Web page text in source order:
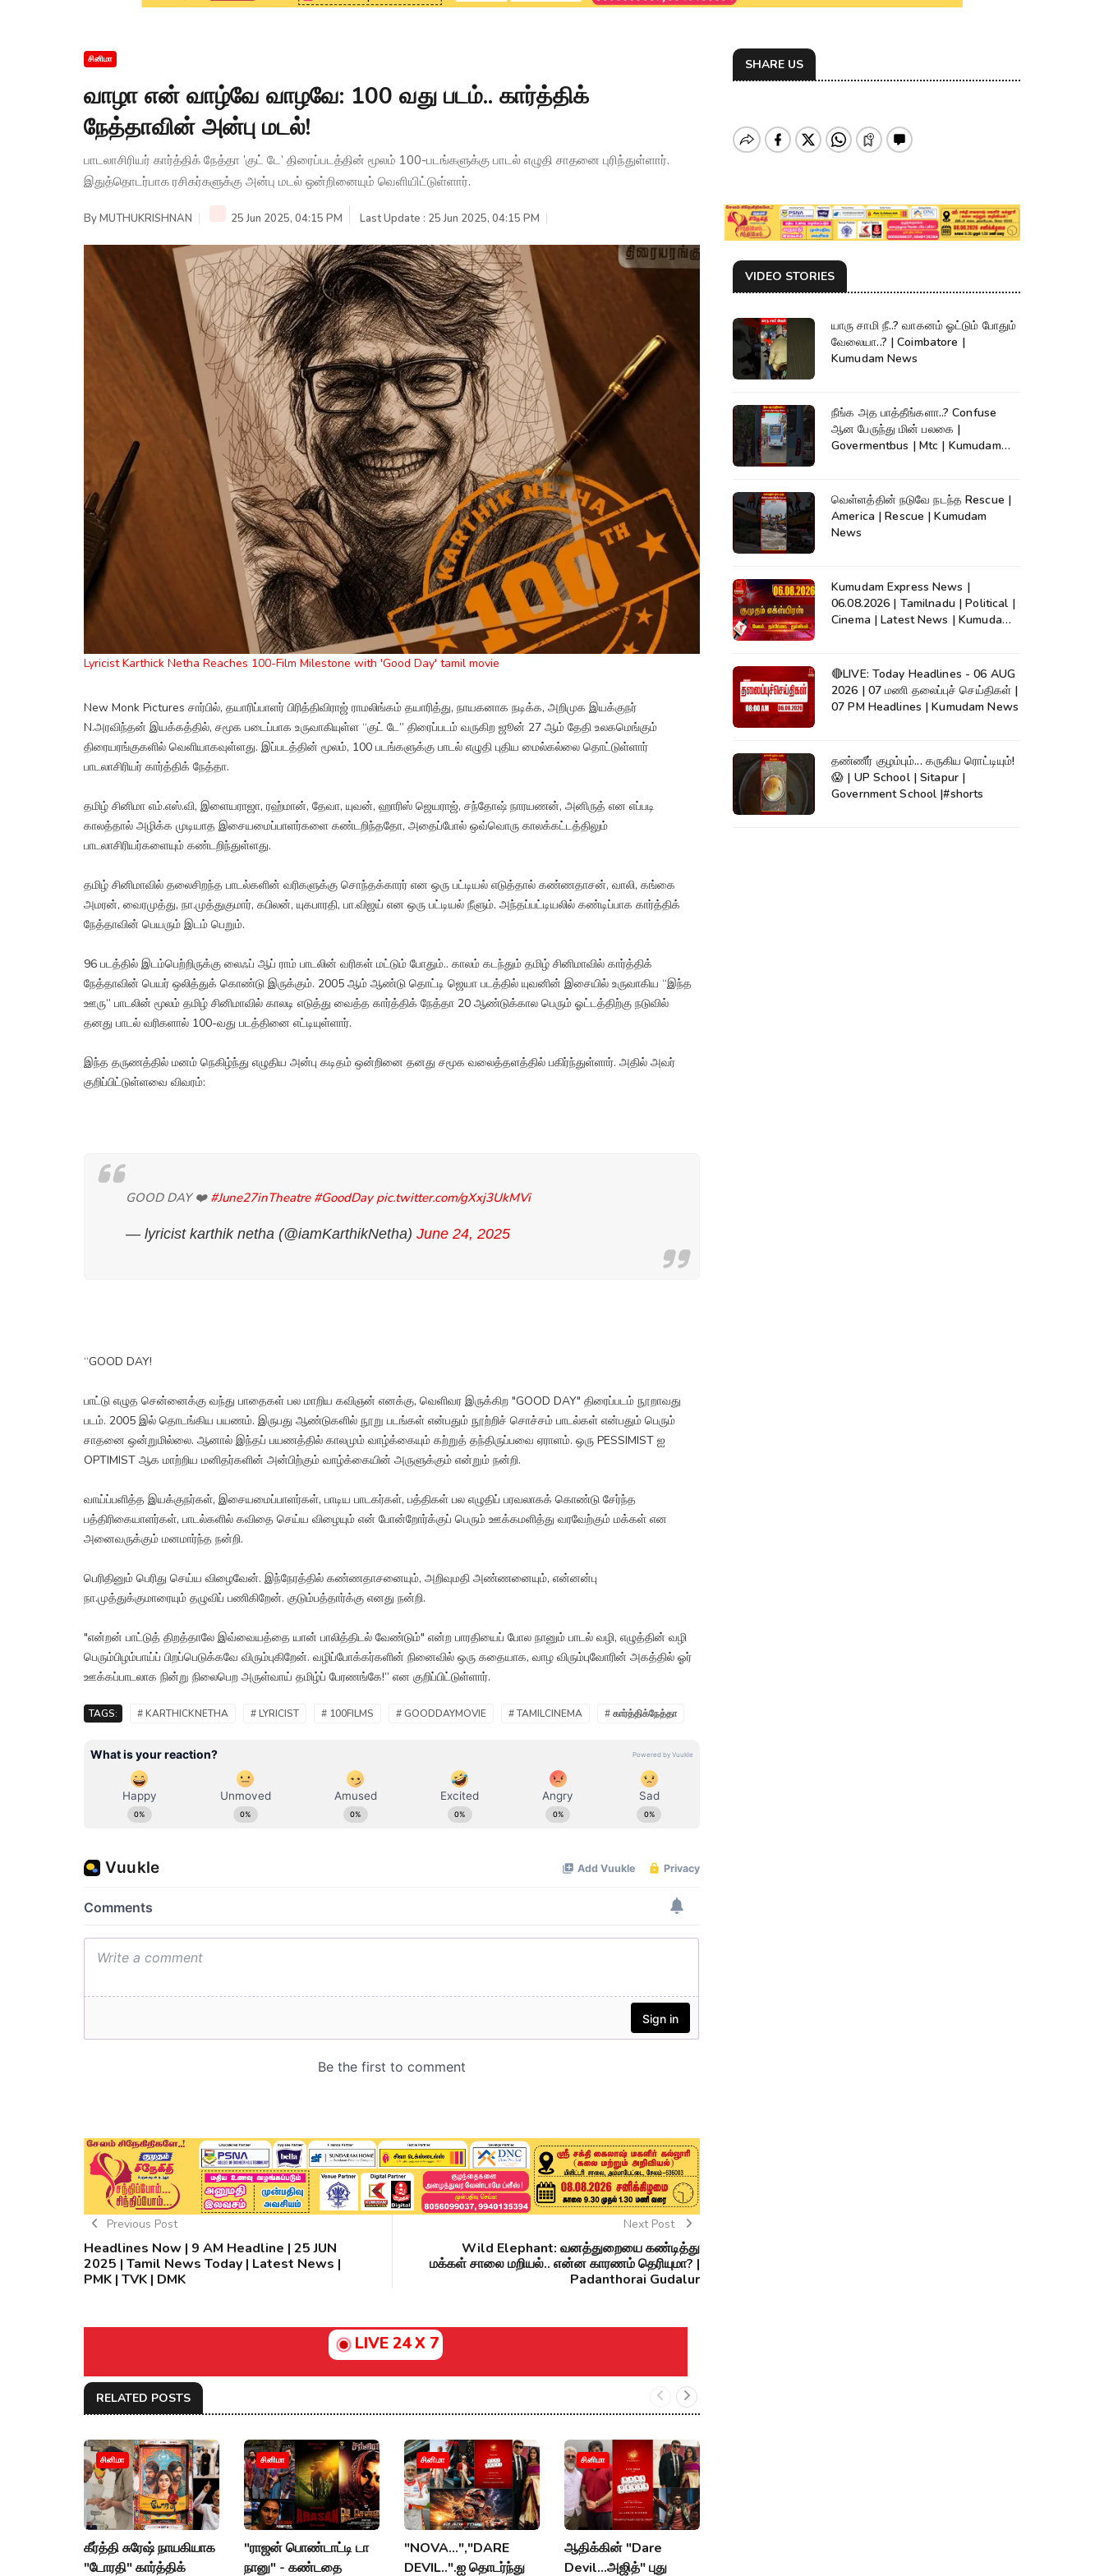
சினிமா
வாழா என் வாழ்வே வாழவே: 100 வது படம்.. கார்த்திக்
நேத்தாவின் அன்பு மடல்!
பாடலாசிரியர் கார்த்திக் நேத்தா ’குட் டே’ திரைப்படத்தின் மூலம் 100-படங்களுக்கு பாடல் எழுதி சாதனை புரிந்துள்ளார்.
இதுத்தொடர்பாக ரசிகர்களுக்கு அன்பு மடல் ஒன்றினையும் வெளியிட்டுள்ளார்.
ByMUTHUKRISHNAN 25 Jun 2025, 04:15 PM Last Update : 25 Jun 2025, 04:15 PM
Lyricist Karthick Netha Reaches 100-Film Milestone with 'Good Day' tamil movie
New Monk Pictures சார்பில், தயாரிப்பாளர் பிரித்திவிராஜ் ராமலிங்கம் தயாரித்து, நாயகனாக நடிக்க, அறிமுக இயக்குநர்
N.அரவிந்தன் இயக்கத்தில், சமூக படைப்பாக உருவாகியுள்ள “குட் டே” திரைப்படம் வருகிற ஜூன் 27 ஆம் தேதி உலகமெங்கும்
திரையரங்குகளில் வெளியாகவுள்ளது. இப்படத்தின் மூலம், 100 படங்களுக்கு பாடல் எழுதி புதிய மைல்கல்லை தொட்டுள்ளார்
பாடலாசிரியர் கார்த்திக் நேத்தா.
தமிழ் சினிமா எம்.எஸ்.வி, இளையராஜா, ரஹ்மான், தேவா, யுவன், ஹாரிஸ் ஜெயராஜ், சந்தோஷ் நாரயணன், அனிருத் என எப்படி
காலத்தால் அழிக்க முடியாத இசையமைப்பாளர்களை கண்டறிந்ததோ, அதைப்போல் ஒவ்வொரு காலக்கட்டத்திலும்
பாடலாசிரியர்களையும் கண்டறிந்துள்ளது.
தமிழ் சினிமாவில் தலைசிறந்த பாடல்களின் வரிகளுக்கு சொந்தக்காரர் என ஒரு பட்டியல் எடுத்தால் கண்ணதாசன், வாலி, கங்கை
அமரன், வைரமுத்து, நா.முத்துகுமார், கபிலன், யுகபாரதி, பா.விஜய் என ஒரு பட்டியல் நீளும். அந்தப்பட்டியலில் கண்டிப்பாக கார்த்திக்
நேத்தாவின் பெயரும் இடம் பெறும்.
96 படத்தில் இடம்பெற்றிருக்கு லைஃப் ஆப் ராம் பாடலின் வரிகள் மட்டும் போதும்.. காலம் கடந்தும் தமிழ் சினிமாவில் கார்த்திக்
நேத்தாவின் பெயர் ஒலித்துக் கொண்டு இருக்கும். 2005 ஆம் ஆண்டு தொட்டி ஜெயா படத்தில் யுவனின் இசையில் உருவாகிய “இந்த
ஊரு” பாடலின் மூலம் தமிழ் சினிமாவில் காலடி எடுத்து வைத்த கார்த்திக் நேத்தா 20 ஆண்டுக்கால பெரும் ஓட்டத்திற்கு நடுவில்
தனது பாடல் வரிகளால் 100-வது படத்தினை எட்டியுள்ளார்.
இந்த தருணத்தில் மனம் நெகிழ்ந்து எழுதிய அன்பு கடிதம் ஒன்றினை தனது சமூக வலைத்தளத்தில் பகிர்ந்துள்ளார். அதில் அவர்
குறிப்பிட்டுள்ளவை விவரம்:
GOOD DAY ❤️ #June27inTheatre #GoodDay pic.twitter.com/gXxj3UkMVi
— lyricist karthik netha (@iamKarthikNetha) June 24, 2025
“GOOD DAY!
பாட்டு எழுத சென்னைக்கு வந்து பாதைகள் பல மாறிய கவிஞன் எனக்கு, வெளிவர இருக்கிற "GOOD DAY" திரைப்படம் நூறாவது
படம். 2005 இல் தொடங்கிய பயணம். இருபது ஆண்டுகளில் நூறு படங்கள் என்பதும் நூற்றிச் சொச்சம் பாடல்கள் என்பதும் பெரும்
சாதனை ஒன்றுமில்லை. ஆனால் இந்தப் பயணத்தில் காலமும் வாழ்க்கையும் கற்றுத் தந்திருப்பவை ஏராளம். ஒரு PESSIMIST ஐ
OPTIMIST ஆக மாற்றிய மனிதர்களின் அன்பிற்கும் வாழ்க்கையின் அருளுக்கும் என்றும் நன்றி.
வாய்ப்பளித்த இயக்குநர்கள், இசையமைப்பாளர்கள், பாடிய பாடகர்கள், பத்திகள் பல எழுதிப் பரவலாகக் கொண்டு சேர்ந்த
பத்திரிகையாளர்கள், பாடல்களில் கவிதை செய்ய விழையும் என் போன்றோர்க்குப் பெரும் ஊக்கமளித்து வரவேற்கும் மக்கள் என
அனைவருக்கும் மனமார்ந்த நன்றி.
பெரிதினும் பெரிது செய்ய விழைவேன். இந்நேரத்தில் கண்ணதாசனையும், அறிவுமதி அண்ணனையும், என்னன்பு
நா.முத்துக்குமாரையும் தழுவிப் பணிகிறேன். குடும்பத்தார்க்கு எனது நன்றி.
"என்றன் பாட்டுத் திறத்தாலே இவ்வையத்தை யான் பாலித்திடல் வேண்டும்" என்ற பாரதியைப் போல நானும் பாடல் வழி, எழுத்தின் வழி
பெரும்பிழம்பாய்ப் பிறப்பெடுக்கவே விரும்புகிறேன். வழிப்போக்கர்களின் நினைவில் ஒரு கதையாக, வாழ விரும்புவோரின் அகத்தில் ஓர்
ஊக்கப்பாடலாக நின்று நிலைபெற அருள்வாய் தமிழ்ப் பேரணங்கே!” என குறிப்பிட்டுள்ளார்.
TAGS: # KARTHICKNETHA # LYRICIST # 100FILMS # GOODDAYMOVIE # TAMILCINEMA # கார்த்திக்நேத்தா
Previous Post
Headlines Now | 9 AM Headline | 25 JUN
2025 | Tamil News Today | Latest News |
PMK | TVK | DMK
Next Post
Wild Elephant: வனத்துறையை கண்டித்து
மக்கள் சாலை மறியல்.. என்ன காரணம் தெரியுமா? |
Padanthorai Gudalur
LIVE 24 X 7
RELATED POSTS
சினிமா
கீர்த்தி சுரேஷ் நாயகியாக
"டோரதி" கார்த்திக்
சினிமா
"ராஜன் பொண்டாட்டி டா
நானு" - கண்டதை
சினிமா
"NOVA...","DARE
DEVIL..".ஐ தொடர்ந்து
சினிமா
ஆதிக்கின் "Dare
Devil...அஜித்" புது
SHARE US
VIDEO STORIES
யாரு சாமி நீ..? வாகனம் ஓட்டும் போதும்
வேலையா..? | Coimbatore |
Kumudam News
நீங்க அத பாத்தீங்களா..? Confuse
ஆன பேருந்து மின் பலகை |
Govermentbus | Mtc | Kumudam
வெள்ளத்தின் நடுவே நடந்த Rescue |
America | Rescue | Kumudam
News
Kumudam Express News |
06.08.2026 | Tamilnadu | Political |
Cinema | Latest News | Kumudam
🔴LIVE: Today Headlines - 06 AUG
2026 | 07 மணி தலைப்புச் செய்திகள் |
07 PM Headlines | Kumudam News
தண்ணீர் குழம்பும்... கருகிய ரொட்டியும்!
😱 | UP School | Sitapur |
Government School |#shorts